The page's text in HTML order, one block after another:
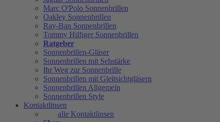
Marc O'Polo Sonnenbrillen
Oakley Sonnenbrillen
Ray-Ban Sonnenbrillen
Tommy Hilfiger Sonnenbrillen
Ratgeber
Sonnenbrillen-Gläser
Sonnenbrillen mit Sehstärke
Ihr Weg zur Sonnenbrille
Sonnenbrillen mit Gleitsichtgläsern
Sonnenbrillen Allgemein
Sonnenbrillen Style
Kontaktlinsen
alle Kontaktlinsen